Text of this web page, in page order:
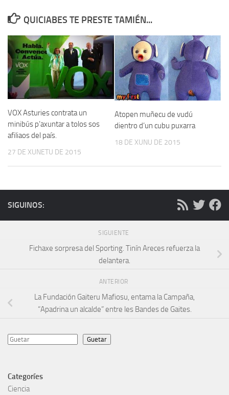
QUICIABES TE PRESTE TAMIÉN...
VOX Asturies contrata un
minibús p’axuntar a tolos sos
afiliaos del país.
27 DE XUNETU DE 2015
Atopen muñecu de vudú
dientro d’un cubu puxarra
18 DE XUNU DE 2015
SIGUINOS:
SIGUIENTE
Fichaxe sorpresa del Sporting. Tinín Areces refuerza la
delantera.
ANTERIOR
La Fundación Gaiteru Mafiosu, entama la Campaña,
“Apadrina un alcalde” entre les Bandes de Gaites.
Guetar Guetar
Categoríes
Ciencia